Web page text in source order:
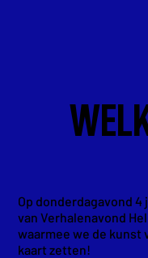
Op donderdagavond
van Verhalenavond
waarmee we de kunst
kaart zetten!